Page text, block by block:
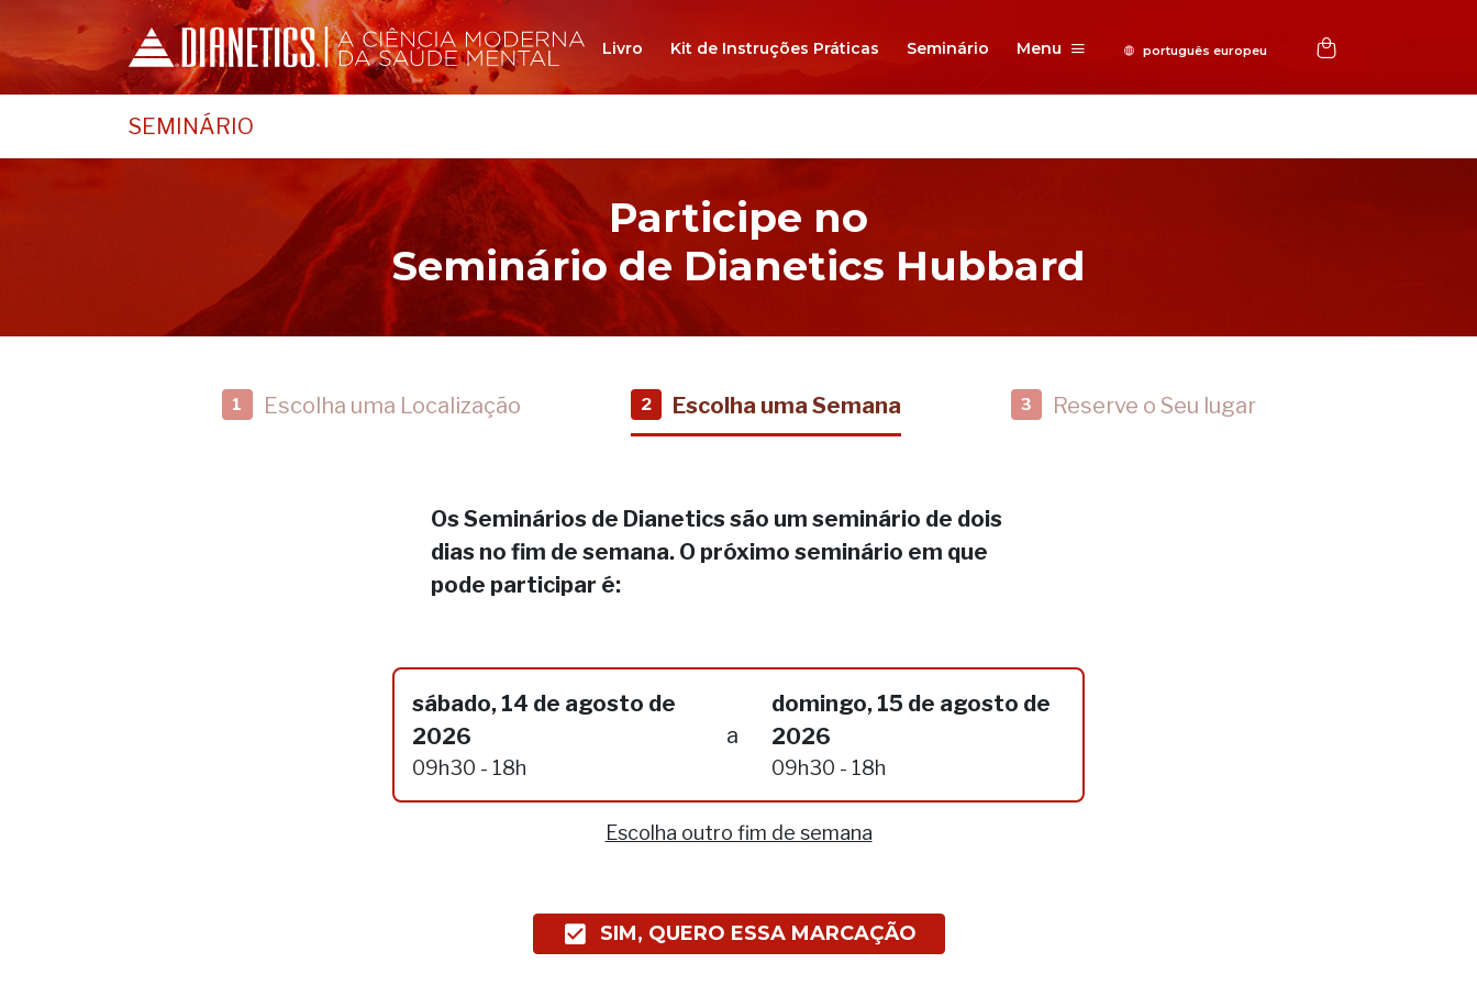
Livro Kit de Instruções Práticas Seminário Menu
SEMINÁRIO
Participe no
Seminário de Dianetics Hubbard
1 Escolha uma Localização 2 Escolha uma Semana 3 Reserve o Seu lugar
Os Seminários de Dianetics são um seminário de dois
dias no fim de semana. O próximo seminário em que
pode participar é:
sábado, 14 de agosto de
2026
09h30 - 18h
a
domingo, 15 de agosto de
2026
09h30 - 18h
Escolha outro fim de semana
SIM, QUERO ESSA MARCAÇÃO